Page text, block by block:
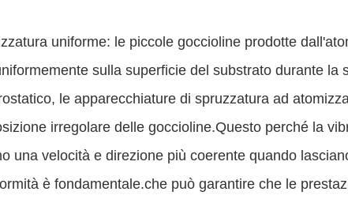
uniforme: le piccole goccioline prodotte
sulla superficie del substrato durante
le apparecchiature di spruzzatura ad
irregolare delle goccioline.Questo perché la
una velocità e direzione più coerente quando
è fondamentale.che può garantire che le